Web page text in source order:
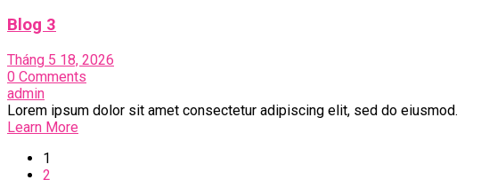
Blog 3
Tháng 5 18, 2026
0 Comments
admin
Lorem ipsum dolor sit amet consectetur adipiscing elit, sed do eiusmod.
Learn More
1
2